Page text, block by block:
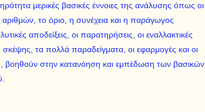
μερικές βασικές έννοιες της ανάλυσης όπως οι
αριθμών, το όριο, η συνέχεια και η παράγωγος
αποδείξεις, οι παρατηρήσεις, οι εναλλακτικές
τα πολλά παραδείγματα, οι εφαρμογές και οι
βοηθούν στην κατανόηση και εμπέδωση των βασικών